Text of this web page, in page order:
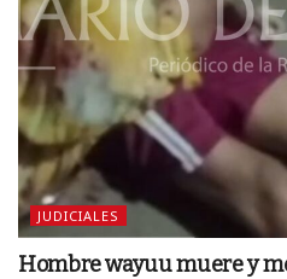
JUDICIALES
Hombre wayuu muere y